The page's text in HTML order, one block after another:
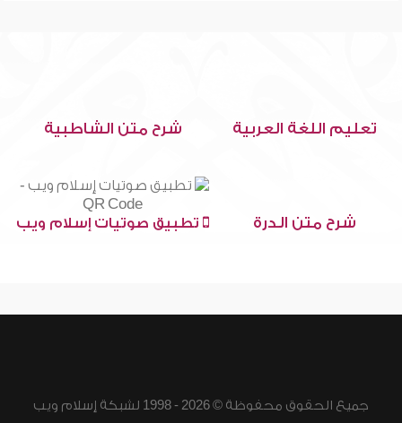
تعليم اللغة العربية شرح متن الشاطبية
شرح متن الدرة تطبيق صوتيات إسلام ويب
جميع الحقوق محفوظة © 2026 - 1998 لشبكة إسلام ويب